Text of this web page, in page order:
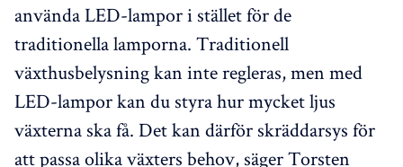
använda LED-lampor i stället för de
traditionella lamporna. Traditionell
växthusbelysning kan inte regleras, men med
LED-lampor kan du styra hur mycket ljus
växterna ska få. Det kan därför skräddarsys för
att passa olika växters behov, säger Torsten